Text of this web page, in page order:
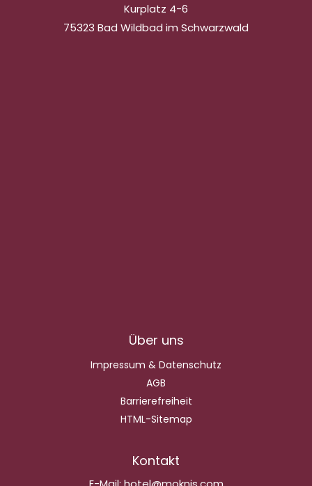
Kurplatz 4-6
75323 Bad Wildbad im Schwarzwald
Über uns
Impressum & Datenschutz
AGB
Barrierefreiheit
HTML-Sitemap
Kontakt